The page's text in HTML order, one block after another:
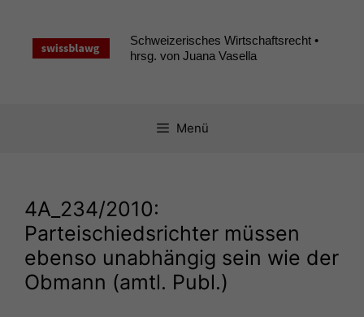
springen
Schweizerisches Wirtschaftsrecht •
hrsg. von Juana Vasella
Menü
4A_234/2010:
Parteischiedsrichter müssen
ebenso unabhängig sein wie der
Obmann (amtl. Publ.)